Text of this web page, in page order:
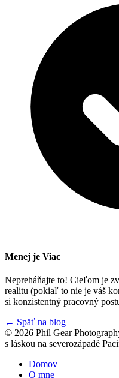
Menej je Viac
Nepreháňajte to! Cieľom je
realitu (pokiaľ to nie je váš
si konzistentný pracovný
← Späť na blog
© 2026 Phil Gear
s láskou na severozápadě
Domov
O mne